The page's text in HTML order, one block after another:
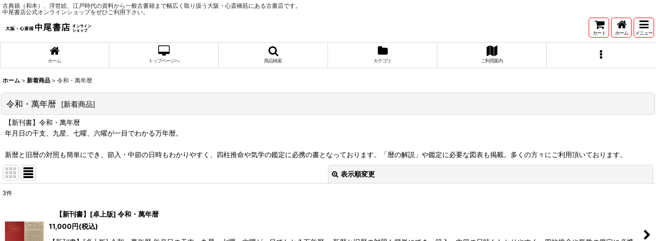
古典籍（和本）、浮世絵、江戸時代の資料から一般古書籍まで幅広く取り扱う大阪・心斎橋筋にある古書店です。
中尾書店公式オンラインショップをぜひご利用下さい。
カート ホーム メニュー
ホーム トップページへ 商品検索 カテゴリ ご利用案内
ホーム > 新着商品 > 令和・萬年暦
令和・萬年暦 [新着商品]
【新刊書】令和・萬年暦
年月日の干支、九星、七曜、六曜が一目でわかる万年暦。
新暦と旧暦の対照も簡単にでき、節入・中節の日時もわかりやすく、四柱推命や気学の鑑定に必携の書となっております。「暦の解説」や鑑定に必要な図表も掲載。多くの方々にご利用頂いております。
表示順変更
表示数:
3件
【新刊書】[卓上版] 令和・萬年暦
11,000円(税込)